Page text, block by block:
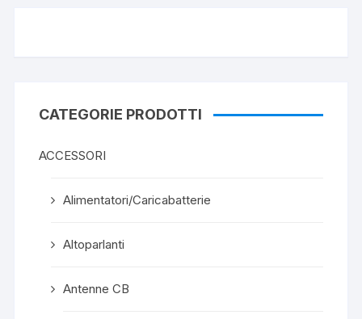
CATEGORIE PRODOTTI
ACCESSORI
Alimentatori/Caricabatterie
Altoparlanti
Antenne CB